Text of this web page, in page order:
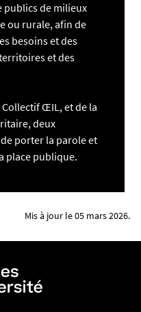
publics de milieux
ou rurale, afin de
besoins et des
et des
ŒIL, et de la
deux
porter la parole et
place publique.
Mis à jour le 05 mars 2026.